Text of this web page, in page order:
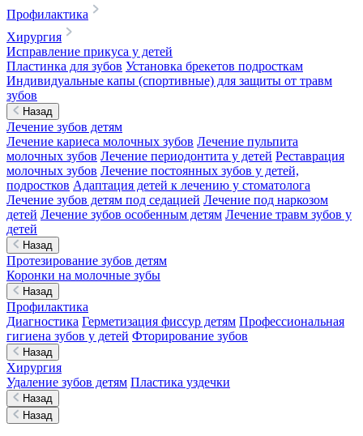
Профилактика
Хирургия
Исправление прикуса у детей
Пластинка для зубов Установка брекетов подросткам
Индивидуальные капы (спортивные) для защиты от травм
зубов
Назад
Лечение зубов детям
Лечение кариеса молочных зубов Лечение пульпита
молочных зубов Лечение периодонтита у детей Реставрация
молочных зубов Лечение постоянных зубов у детей,
подростков Адаптация детей к лечению у стоматолога
Лечение зубов детям под седацией Лечение под наркозом
детей Лечение зубов особенным детям Лечение травм зубов у
детей
Назад
Протезирование зубов детям
Коронки на молочные зубы
Назад
Профилактика
Диагностика Герметизация фиссур детям Профессиональная
гигиена зубов у детей Фторирование зубов
Назад
Хирургия
Удаление зубов детям Пластика уздечки
Назад
Назад